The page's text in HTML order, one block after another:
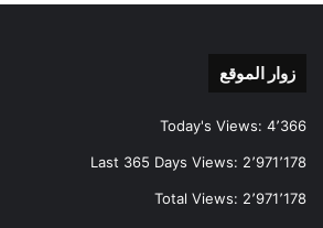
زوار الموقع
Today's Views: 4٬366
Last 365 Days Views: 2٬971٬178
Total Views: 2٬971٬178